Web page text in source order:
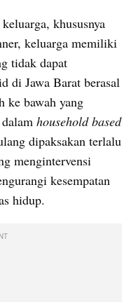
khususnya
keluarga memiliki
tidak dapat
di Jawa Barat berasal
ke bawah yang
household based
dipaksakan terlalu
mengintervensi
kesempatan
hidup.